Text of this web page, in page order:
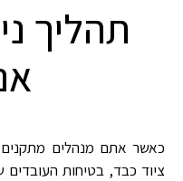
תהליך
כאשר אתם מנהלים
ציוד כבד, בטיחות